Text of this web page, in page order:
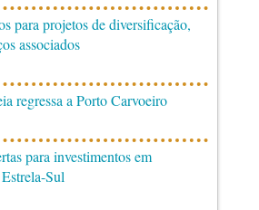
para projetos de diversificação,
associados
regressa a Porto Carvoeiro
para investimentos em
Sul